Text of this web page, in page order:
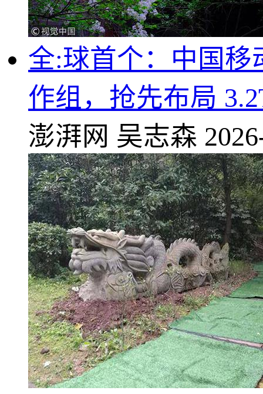
全:球首个：中国
作组，抢先布局
澎湃网 吴志森